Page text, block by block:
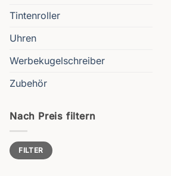
Tintenroller
Uhren
Werbekugelschreiber
Zubehör
Nach Preis filtern
Min.
Preis
Max.
PreisFILTER